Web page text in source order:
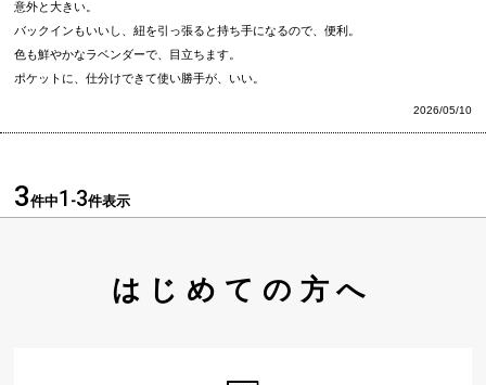
2026/05/10
意外と大きい。
バックインもいいし、紐を引っ張ると持ち手になるので、便利。
色も鮮やかなラベンダーで、目立ちます。
ポケットに、仕分けできて使い勝手が、いい。
3件中1 -3件表示
はじめての方へ